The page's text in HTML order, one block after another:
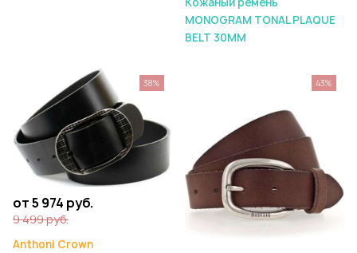
MONOGRAM TONAL PLAQUE
BELT 30MM
от 5 974 руб.
9 499 руб.
Anthoni Crown
38% 43%